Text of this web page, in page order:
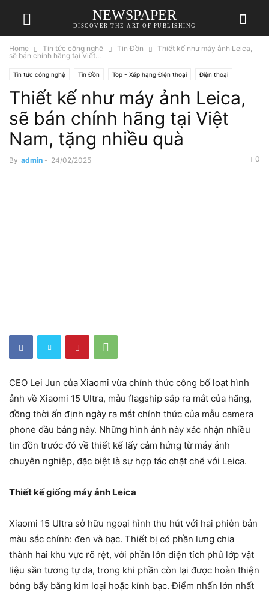
NEWSPAPER
DISCOVER THE ART OF PUBLISHING
Home Tin tức công nghệ Tin Đồn
Thiết kế như máy ảnh Leica,
sẽ bán chính hãng tại Việt...
Tin tức công nghệ Tin Đồn Top - Xếp hạng Điện thoại Điện thoại
Xiaomi
Thiết kế như máy ảnh Leica,
sẽ bán chính hãng tại Việt
Nam, tặng nhiều quà
By admin - 24/02/2025 0
CEO Lei Jun của Xiaomi vừa chính thức công bố loạt hình
ảnh về Xiaomi 15 Ultra, mẫu flagship sắp ra mắt của hãng,
đồng thời ấn định ngày ra mắt chính thức của mẫu camera
phone đầu bảng này. Những hình ảnh này xác nhận nhiều
tin đồn trước đó về thiết kế lấy cảm hứng từ máy ảnh
chuyên nghiệp, đặc biệt là sự hợp tác chặt chẽ với Leica.
Thiết kế giống máy ảnh Leica
Xiaomi 15 Ultra sở hữu ngoại hình thu hút với hai phiên bản
màu sắc chính: đen và bạc. Thiết bị có phần lưng chia
thành hai khu vực rõ rệt, với phần lớn diện tích phủ lớp vật
liệu sần tương tự da, trong khi phần còn lại được hoàn thiện
bóng bẩy bằng kim loại hoặc kính bạc. Điểm nhấn lớn nhất